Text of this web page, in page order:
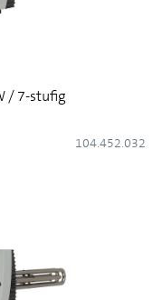
/ 7-stufig
104.452.032